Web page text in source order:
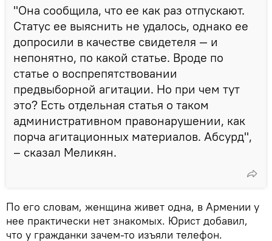
"Она сообщила, что ее как раз отпускают.
Статус ее выяснить не удалось, однако ее
допросили в качестве свидетеля — и
непонятно, по какой статье. Вроде по
статье о воспрепятствовании
предвыборной агитации. Но при чем тут
это? Есть отдельная статья о таком
административном правонарушении, как
порча агитационных материалов. Абсурд",
– сказал Меликян.
По его словам, женщина живет одна, в Армении у
нее практически нет знакомых. Юрист добавил,
что у гражданки зачем-то изъяли телефон.